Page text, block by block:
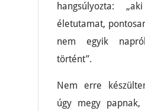
hangsúlyozta:
életutamat,
nem egyik
történt”.
Nem erre
úgy megy